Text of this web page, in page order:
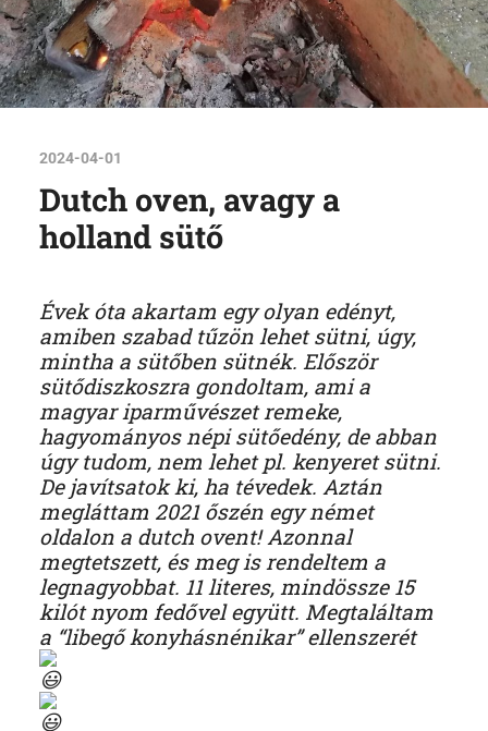
2024-04-01
Dutch oven, avagy a
holland sütő
Évek óta akartam egy olyan edényt,
amiben szabad tűzön lehet sütni, úgy,
mintha a sütőben sütnék. Először
sütődiszkoszra gondoltam, ami a
magyar iparművészet remeke,
hagyományos népi sütőedény, de abban
úgy tudom, nem lehet pl. kenyeret sütni.
De javítsatok ki, ha tévedek. Aztán
megláttam 2021 őszén egy német
oldalon a dutch ovent! Azonnal
megtetszett, és meg is rendeltem a
legnagyobbat. 11 literes, mindössze 15
kilót nyom fedővel együtt. Megtaláltam
a “libegő konyhásnénikar” ellenszerét